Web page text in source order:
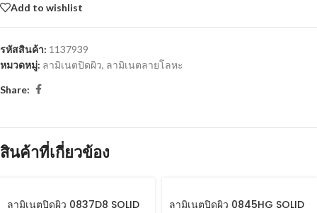
Add to wishlist
รหัสสินค้า: 1137939
หมวดหมู่: ลามิเนตปิดผิว, ลามิเนตลายโลหะ
Share:
สินค้าที่เกี่ยวข้อง
ลามิเนตปิดผิว 0837D8 SOLID
ลามิเนตปิดผิว 0845HG SOLID